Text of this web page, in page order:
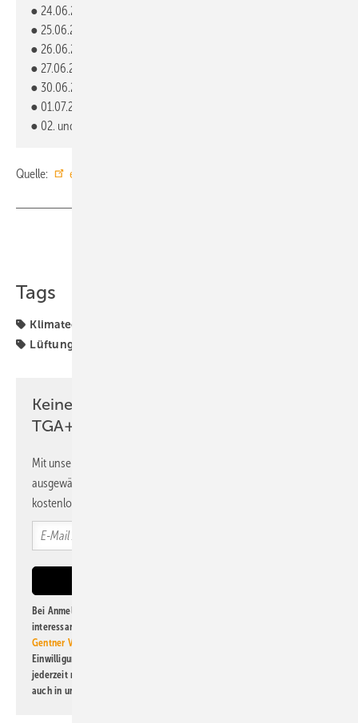
● 24.06.2025 – Ingolstadt
● 25.06.2025 – Leipzig
● 26.06.2025 – Berlin
● 27.06.2025 – Hamburg
● 30.06.2025 – Dortmund
● 01.07.2025 – Maintal
● 02. und 03.07.2025 – Hollenbach
Quelle: ebm-papst
Tags
Klimatechnik
Lüftungstechnik
Keine Zeit? Kein Problem mit dem
TGA+E Newsletter!
Mit unserem Newsletter erhalten Sie regelmäßig von uns
ausgewählte Informationen und Neuigkeiten, gebündelt und
kostenlos direkt ins Postfach.
Bei Anmeldung zu diesem Newsletter bin ich damit einverstanden, über
interessante Verlags- und Online-Angebote
Gentner Verlag GmbH & Co. KG
Einwilligung kann ich jederzeit widerrufen und eine Abmeldung ist
jederzeit möglich. Informationen zum Umgang mit Daten finden Sie
auch in unserer